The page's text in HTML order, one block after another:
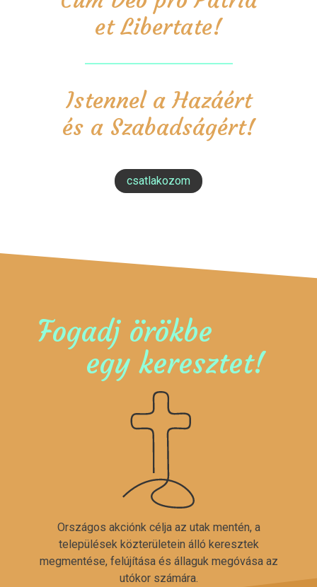
et Libertate!
Istennel a Hazáért
és a Szabadságért!
csatlakozom
Fogadj örökbe
egy keresztet!
Országos akciónk célja az utak mentén, a
települések közterületein álló keresztek
megmentése, felújítása és állaguk megóvása az
utókor számára.